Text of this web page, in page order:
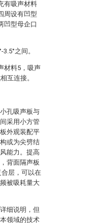
有吸声材料
周设有凹型
凹型母企口
之间。
材料5，吸声
互连接。
孔吸声板与
采用小方管
外观装配平
或为尖劈结
能力。提高
背面隔声板
层，可以在
被吸耗量大
细说明，但
领域的技术